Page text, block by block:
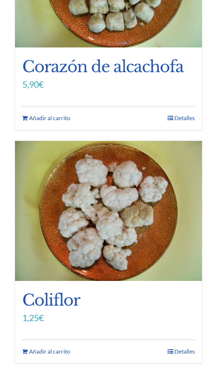
Corazón de alcachofa
5,90€
Añadir al carrito Detalles
Coliflor
1,25€
Añadir al carrito Detalles